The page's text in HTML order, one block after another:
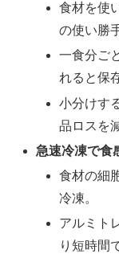
食材を使
の使い勝
一食分ご
れると保
小分けす
品ロスを
急速冷凍で食
食材の細
冷凍。
アルミト
り短時間